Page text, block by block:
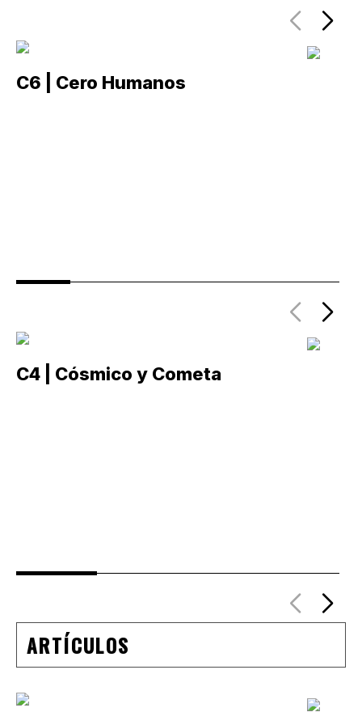
C6 | Cero Humanos
C4 | Cósmico y Cometa
ARTÍCULOS